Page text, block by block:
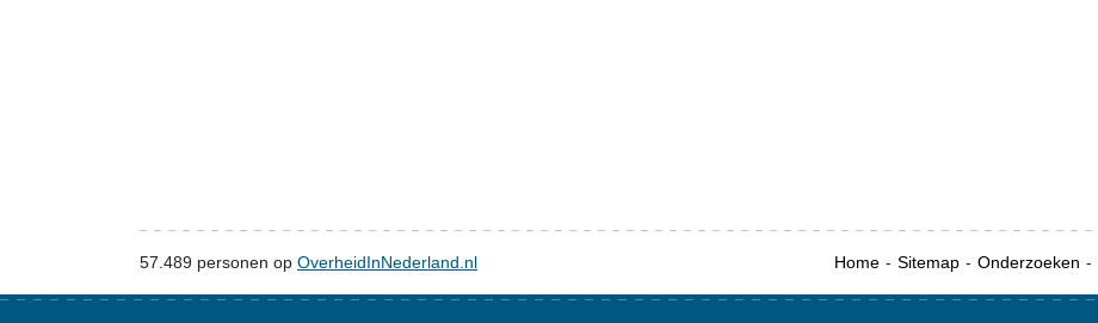
57.489 personen op OverheidInNederland.nl Home Sitemap Onderzoeken